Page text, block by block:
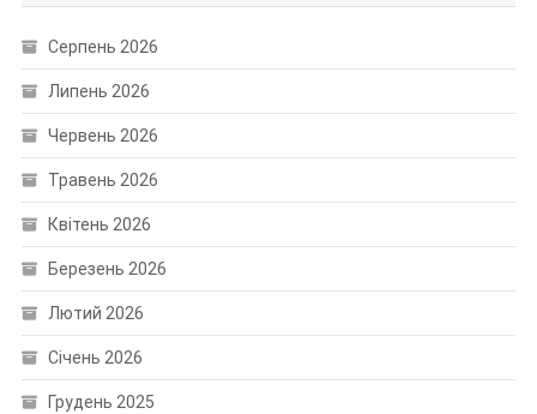
Серпень 2026
Липень 2026
Червень 2026
Травень 2026
Квітень 2026
Березень 2026
Лютий 2026
Січень 2026
Грудень 2025